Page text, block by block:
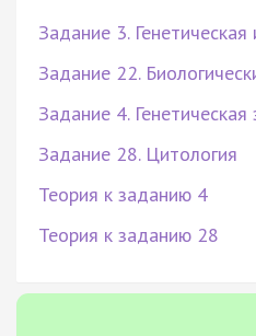
Задание 3.
Задание 22.
Задание 4. Генетическая
Задание 28. Цитология
Теория к заданию 4
Теория к заданию 28